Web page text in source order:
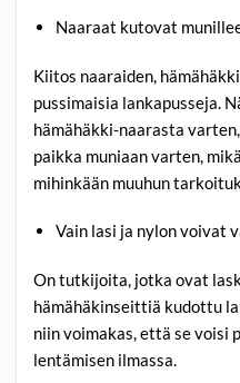
Naaraat kutovat
Kiitos naaraiden,
pussimaisia lankapusseja.
hämähäkki-naarasta
paikka muniaan varten,
mihinkään muuhun
Vain lasi ja nylon voivat
On tutkijoita, jotka ovat
hämähäkinseittiä kudottu
niin voimakas, että se voisi
lentämisen ilmassa.